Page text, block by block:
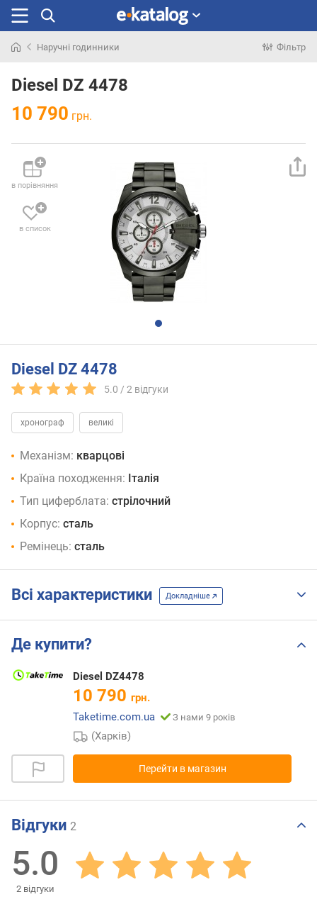
раніше
Наручні годинники Фільтр
Diesel DZ 4478
10 790 грн.
в порівняння
в список
Diesel DZ 4478
5.0 /2 відгуки
хронограф великі
Механізм: кварцові
Країна походження: Італія
Тип циферблата: стрілочний
Корпус: сталь
Ремінець: сталь
Всі характеристики Докладніше
Де купити?
Diesel DZ4478
10 790 грн.
Taketime.com.ua
З нами 9 років
(Харків)
Перейти в магазин
Відгуки 2
5.0
2 відгуки